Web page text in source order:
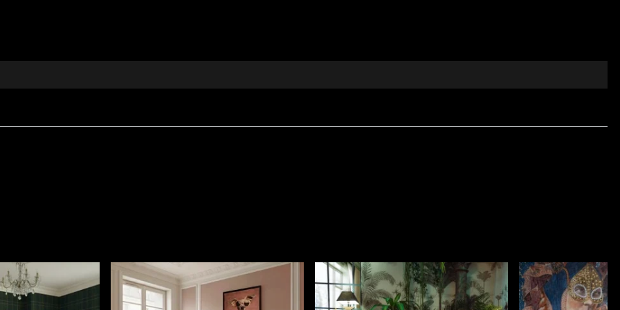
caracterul oricărui spațiu, de la clasic la contemporan.
sofisticat, conceput pentru interioare în care confortul tactil și eleganța vizuală sunt esențiale. Realizat
REACH
la uzură, având 60.000 rubsla testul de abraziune. Se evidențiază și prin comportament bun la